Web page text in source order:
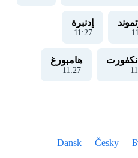
11
إدنبرة
11:27
11
هامبورغ
11:27
Česky
Dansk